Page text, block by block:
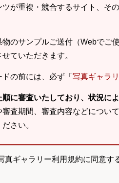
が重複・競合するサイト、そ
のサンプルご送付（Webでご
ていただきます。
の前には、必ず「 写真ギャラ
に審査いたしており、状況に
審査期間、審査内容などについ
さい。
真ギャラリー利用規約に同意す